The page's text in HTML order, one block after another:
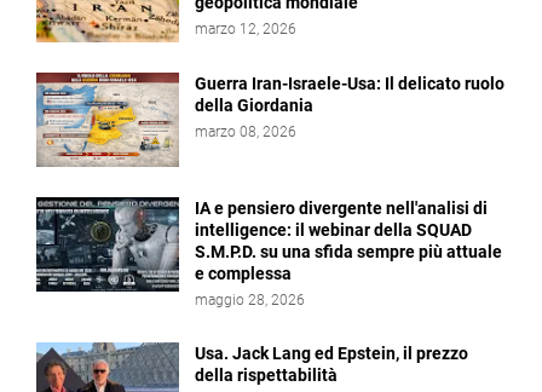
marzo 12, 2026
Guerra Iran-Israele-Usa: Il delicato ruolo
della Giordania
marzo 08, 2026
IA e pensiero divergente nell'analisi di
intelligence: il webinar della SQUAD
S.M.P.D. su una sfida sempre più attuale
e complessa
maggio 28, 2026
Usa. Jack Lang ed Epstein, il prezzo
della rispettabilità